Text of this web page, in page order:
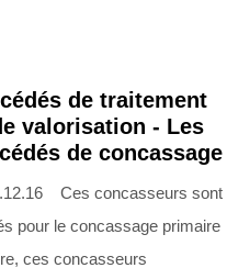
de traitement
valorisation - Les
de concassage
Ces concasseurs sont
pour le concassage primaire
ces concasseurs